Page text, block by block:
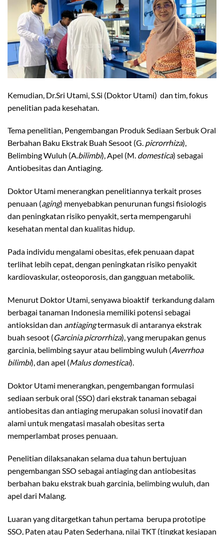
Kemudian, Dr.Sri Utami, S.Si (Doktor Utami) dan tim, fokus
penelitian pada kesehatan.
Tema penelitian, Pengembangan Produk Sediaan Serbuk Oral
Berbahan Baku Ekstrak Buah Sesoot (G. picrorrhiza),
Belimbing Wuluh (A.bilimbi), Apel (M. domestica) sebagai
Antiobesitas dan Antiaging.
Doktor Utami menerangkan penelitiannya terkait proses
penuaan (aging) menyebabkan penurunan fungsi fisiologis
dan peningkatan risiko penyakit, serta mempengaruhi
kesehatan mental dan kualitas hidup.
Pada individu mengalami obesitas, efek penuaan dapat
terlihat lebih cepat, dengan peningkatan risiko penyakit
kardiovaskular, osteoporosis, dan gangguan metabolik.
Menurut Doktor Utami, senyawa bioaktif terkandung dalam
berbagai tanaman Indonesia memiliki potensi sebagai
antioksidan dan antiagingtermasuk di antaranya ekstrak
buah sesoot (Garcinia picrorrhiza), yang merupakan genus
garcinia, belimbing sayur atau belimbing wuluh (Averrhoa
bilimbi), dan apel (Malus domesticai).
Doktor Utami menerangkan, pengembangan formulasi
sediaan serbuk oral (SSO) dari ekstrak tanaman sebagai
antiobesitas dan antiaging merupakan solusi inovatif dan
alami untuk mengatasi masalah obesitas serta
memperlambat proses penuaan.
Penelitian dilaksanakan selama dua tahun bertujuan
pengembangan SSO sebagai antiaging dan antiobesitas
berbahan baku ekstrak buah garcinia, belimbing wuluh, dan
apel dari Malang.
Luaran yang ditargetkan tahun pertama berupa prototipe
SSO, Paten atau Paten Sederhana, nilai TKT (tingkat kesiapan